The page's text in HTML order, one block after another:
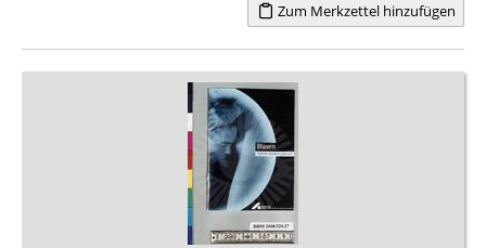
Zum Merkzettel hinzufügen